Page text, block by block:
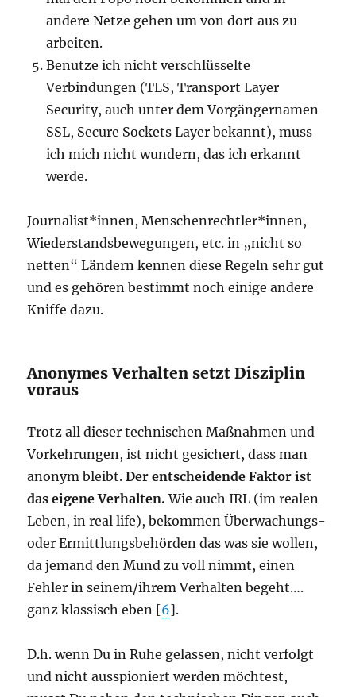
andere Netze gehen um von dort aus zu
arbeiten.
Benutze ich nicht verschlüsselte
Verbindungen (TLS, Transport Layer
Security, auch unter dem Vorgängernamen
SSL, Secure Sockets Layer bekannt), muss
ich mich nicht wundern, das ich erkannt
werde.
Journalist*innen, Menschenrechtler*innen,
Wiederstandsbewegungen, etc. in „nicht so
netten“ Ländern kennen diese Regeln sehr gut
und es gehören bestimmt noch einige andere
Kniffe dazu.
Anonymes Verhalten setzt Disziplin
voraus
Trotz all dieser technischen Maßnahmen und
Vorkehrungen, ist nicht gesichert, dass man
anonym bleibt.Der entscheidende Faktor ist
das eigene Verhalten. Wie auch IRL (im realen
Leben, in real life), bekommen Überwachungs-
oder Ermittlungsbehörden das was sie wollen,
da jemand den Mund zu voll nimmt, einen
Fehler in seinem/ihrem Verhalten begeht….
ganz klassisch eben [6].
D.h. wenn Du in Ruhe gelassen, nicht verfolgt
und nicht ausspioniert werden möchtest,